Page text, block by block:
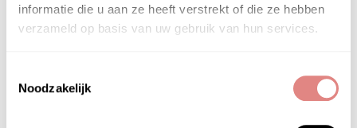
informatie die u aan ze heeft verstrekt of die ze hebben
verzameld op basis van uw gebruik van hun services.
Noodzakelijk
HOOFD­INGREDIËNTEN